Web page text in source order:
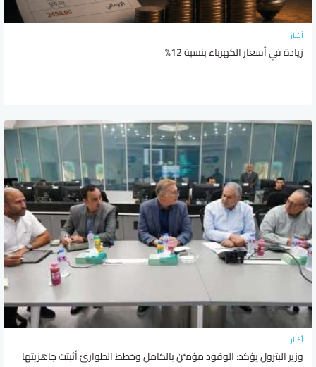
أخبار
زيادة في أسعار الكهرباء بنسبة 12%
أخبار
وزير البترول يؤكد: الوقود مؤمَّن بالكامل وخطط الطوارئ أثبتت جاهزيتها